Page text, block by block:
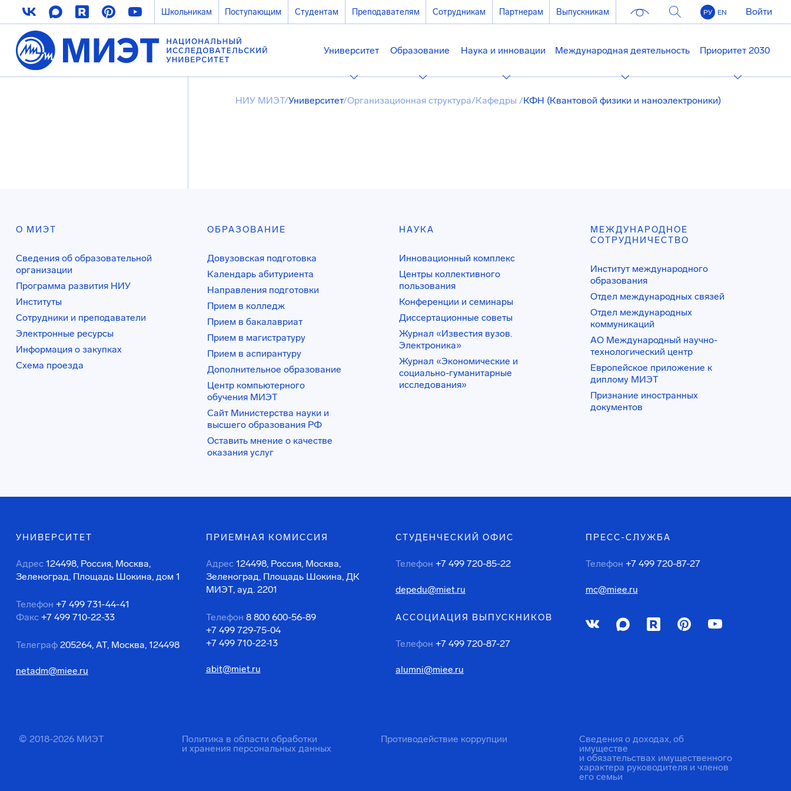
Школьникам Поступающим Студентам Преподавателям Сотрудникам Партнерам Выпускникам РУ EN Войти
Университет Образование Наука и инновации Международная деятельность Приоритет 2030
НИУ МИЭТ/Университет/Организационная структура/Кафедры /КФН (Квантовой физики и наноэлектроники)
О МИЭТ
Сведения об образовательной
организации
Программа развития НИУ
Институты
Сотрудники и преподаватели
Электронные ресурсы
Информация о закупках
Схема проезда
ОБРАЗОВАНИЕ
Довузовская подготовка
Календарь абитуриента
Направления подготовки
Прием в колледж
Прием в бакалавриат
Прием в магистратуру
Прием в аспирантуру
Дополнительное образование
Центр компьютерного
обучения МИЭТ
Сайт Министерства науки и
высшего образования РФ
Оставить мнение о качестве
оказания услуг
НАУКА
Инновационный комплекс
Центры коллективного
пользования
Конференции и семинары
Диссертационные советы
Журнал «Известия вузов.
Электроника»
Журнал «Экономические и
социально-гуманитарные
исследования»
МЕЖДУНАРОДНОЕ
СОТРУДНИЧЕСТВО
Институт международного
образования
Отдел международных связей
Отдел международных
коммуникаций
АО Международный научно-
технологический центр
Европейское приложение к
диплому МИЭТ
Признание иностранных
документов
УНИВЕРСИТЕТ
Адрес 124498, Россия, Москва,
Зеленоград, Площадь Шокина, дом 1
Телефон +7 499 731-44-41
Факс +7 499 710-22-33
Телеграф 205264, АТ, Москва, 124498
netadm@miee.ru
ПРИЕМНАЯ КОМИССИЯ
Адрес 124498, Россия, Москва,
Зеленоград, Площадь Шокина, ДК
МИЭТ, ауд. 2201
Телефон 8 800 600-56-89
+7 499 729-75-04
+7 499 710-22-13
abit@miet.ru
СТУДЕНЧЕСКИЙ ОФИС
Телефон +7 499 720-85-22
depedu@miet.ru
АССОЦИАЦИЯ ВЫПУСКНИКОВ
Телефон +7 499 720-87-27
alumni@miee.ru
ПРЕСС-СЛУЖБА
Телефон +7 499 720-87-27
mc@miee.ru
© 2018-2026 МИЭТ
Политика в области обработки
и хранения персональных данных
Противодействие коррупции
Сведения о доходах, об
имуществе
и обязательствах имущественного
характера руководителя и членов
его семьи